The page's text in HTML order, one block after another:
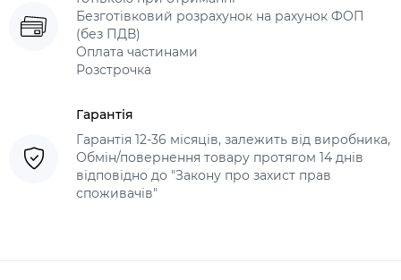
Безготівковий розрахунок на рахунок ФОП
(без ПДВ)
Оплата частинами
Розстрочка
Гарантія
Гарантія 12-36 місяців, залежить від виробника,
Обмін/повернення товару протягом 14 днів
відповідно до "Закону про захист прав
споживачів"